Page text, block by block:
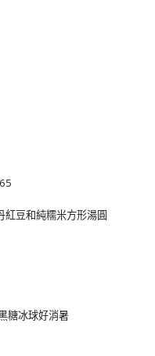
紅豆和純糯米方形湯圓